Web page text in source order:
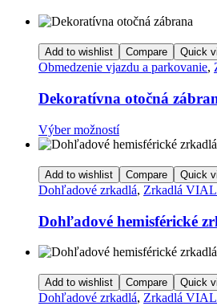
Add to wishlist Compare Quick
Obmedzenie vjazdu a parkovanie,
Dekoratívna otočná
Výber možnostíTento
produkt
viacero
variantov.
si
môžete
vybrať
na
stránke
produktu.
Add to wishlist Compare Quick
Dohľadové zrkadlá, Zrkadlá
Dohľadové hemisférické
Add to wishlist Compare Quick
Dohľadové zrkadlá, Zrkadlá